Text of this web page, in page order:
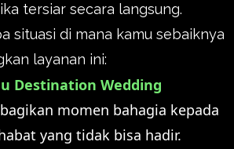
tersiar secara langsung.
situasi di mana kamu sebaiknya
layanan ini:
Destination Wedding
momen bahagia kepada
yang tidak bisa hadir.